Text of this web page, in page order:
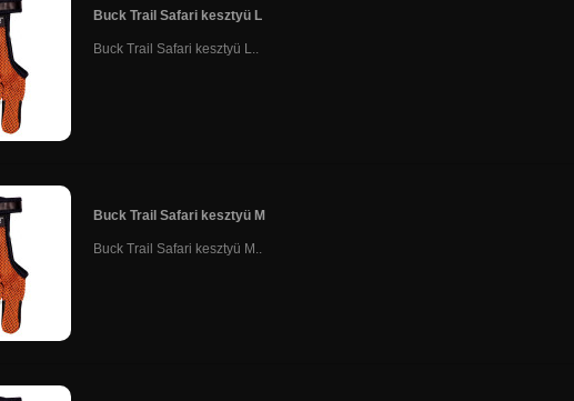
Buck Trail Safari kesztyü L
Buck Trail Safari kesztyü L..
Buck Trail Safari kesztyü M
Buck Trail Safari kesztyü M..